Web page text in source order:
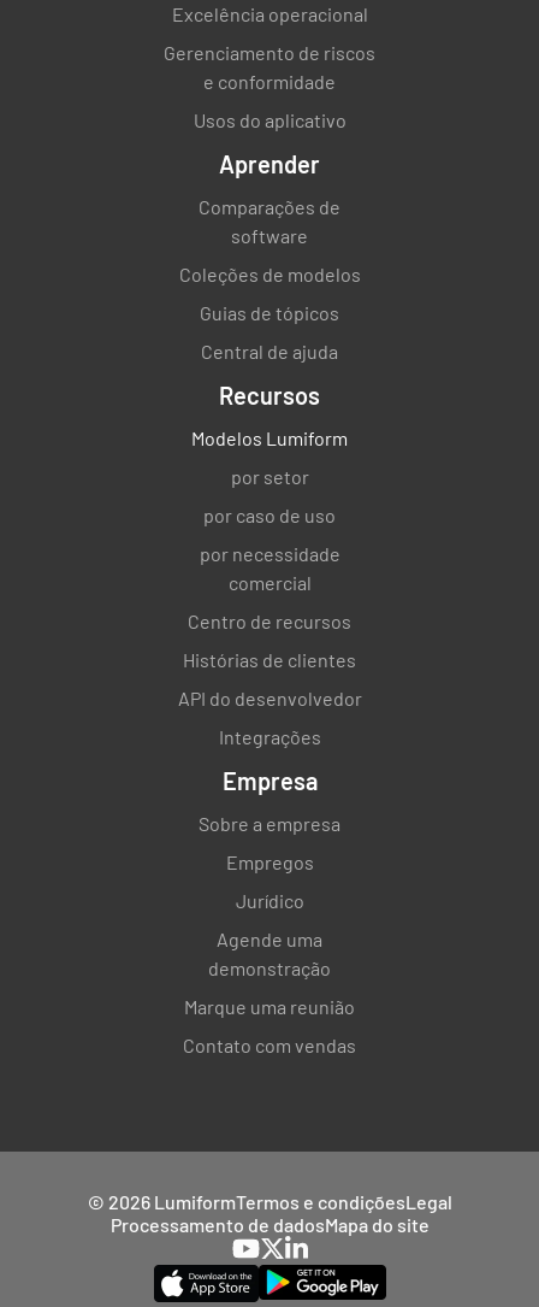
Excelência operacional
Gerenciamento de riscos
e conformidade
Usos do aplicativo
Aprender
Comparações de
software
Coleções de modelos
Guias de tópicos
Central de ajuda
Recursos
Modelos Lumiform
por setor
por caso de uso
por necessidade
comercial
Centro de recursos
Histórias de clientes
API do desenvolvedor
Integrações
Empresa
Sobre a empresa
Empregos
Jurídico
Agende uma
demonstração
Marque uma reunião
Contato com vendas
© 2026 LumiformTermos e condiçõesLegal
Processamento de dadosMapa do site